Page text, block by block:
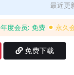
最近更
年度会员: 免费 永久
免费下载